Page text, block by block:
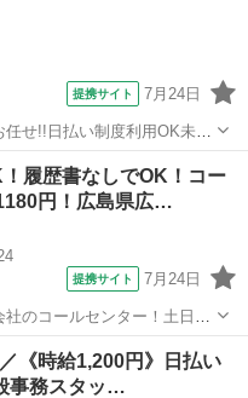
提携サイト 7月24日
せ!!日払い制度利用OK未経
♪土日祝休み／長期休暇有
経験を活かして働こう☆彡
履歴書なしでOK！コー
円！広島県広…
提携サイト 7月24日
のコールセンター！土日祝
なお仕事をご紹介可能！ お
《時給1,200円》日払い
事務スタッ…